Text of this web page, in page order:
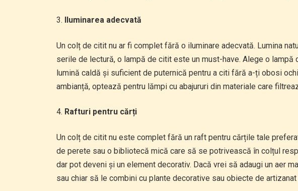
Iluminarea adecvată
Un colț de citit nu ar fi complet fără o iluminare adecvată. Lumina
serile de lectură, o lampă de citit este un must-have. Alege o lampă
lumină caldă și suficient de puternică pentru a citi fără a-ți obosi
ambianță, optează pentru lămpi cu abajururi din materiale care
Rafturi pentru cărți
Un colț de citit nu este complet fără un raft pentru cărțile tale
de perete sau o bibliotecă mică care să se potrivească în colțul
dar pot deveni și un element decorativ. Dacă vrei să adaugi un aer
sau chiar să le combini cu plante decorative sau obiecte de